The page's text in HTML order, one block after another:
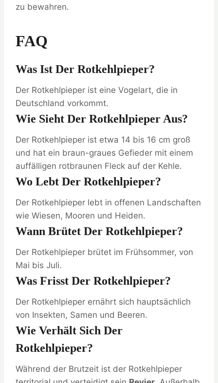
zu bewahren.
FAQ
Was Ist Der Rotkehlpieper?
Der Rotkehlpieper ist eine Vogelart, die in
Deutschland vorkommt.
Wie Sieht Der Rotkehlpieper Aus?
Der Rotkehlpieper ist etwa 14 bis 16 cm groß
und hat ein braun-graues Gefieder mit einem
auffälligen rotbraunen Fleck auf der Kehle.
Wo Lebt Der Rotkehlpieper?
Der Rotkehlpieper lebt in offenen Landschaften
wie Wiesen, Mooren und Heiden.
Wann Brütet Der Rotkehlpieper?
Der Rotkehlpieper brütet im Frühsommer, von
Mai bis Juli.
Was Frisst Der Rotkehlpieper?
Der Rotkehlpieper ernährt sich hauptsächlich
von Insekten, Samen und Beeren.
Wie Verhält Sich Der
Rotkehlpieper?
Während der Brutzeit ist der Rotkehlpieper